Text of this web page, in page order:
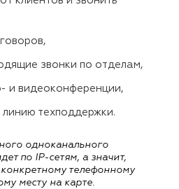
звонки по отделам,
и видеоконференции,
техподдержки.
одноканального
по IP-сетям, а значит,
телефонному
месту на карте.